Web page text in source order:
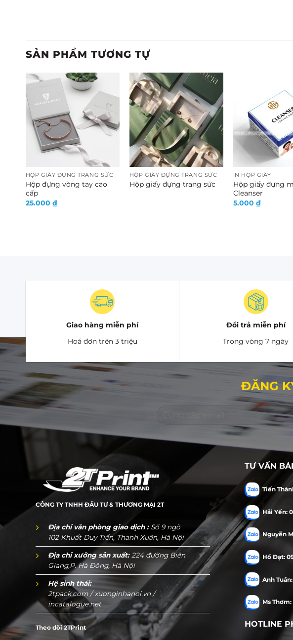
SẢN PHẨM TƯƠNG TỰ
HỘP GIẤY ĐỰNG TRANG SỨC
Hộp đựng vòng tay cao
cấp
25.000 ₫
HỘP GIẤY ĐỰNG TRANG SỨC
Hộp giấy đựng trang sức
IN HỘP GIẤY
Hộp giấy đựng
Cleanser
5.000 ₫
Giao hàng miễn phí
Hoá đơn trên 3 triệu
Đổi trả miễn phí
Trong vòng 7 ngày
ĐĂNG
CÔNG TY TNHH ĐẦU TƯ & THƯƠNG MẠI 2T
Địa chỉ văn phòng giao dịch :Số 9 ngõ
102 Khuất Duy Tiến, Thanh Xuân, Hà Nội
Địa chỉ xưởng sản xuất:224 đường Biên
Giang,P. Hà Đông, Hà Nội
Hệ sinh thái:
2tpack.com /xuonginhanoi.vn /
incatalogue.net
Theo dõi 2TPrint
TƯ VẤN
Tiến
Hải Yến:
Nguyễn
Hồ Đạt:
Anh
Ms
HOTLINE